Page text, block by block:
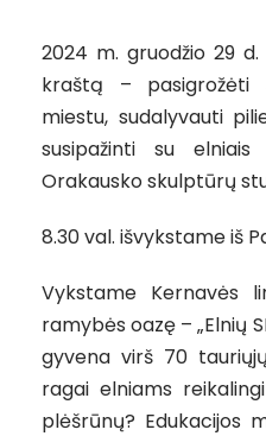
2024 m. gruodžio 29
kraštą – pasigrožėti
miestu, sudalyvauti
susipažinti su
Orakausko skulptūrų
8.30 val. išvykstame iš
Vykstame Kernavės
ramybės oazę – „Elnių
gyvena virš 70
ragai elniams
plėšrūnų? Edukacijos